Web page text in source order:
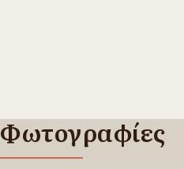
Φωτογραφίες